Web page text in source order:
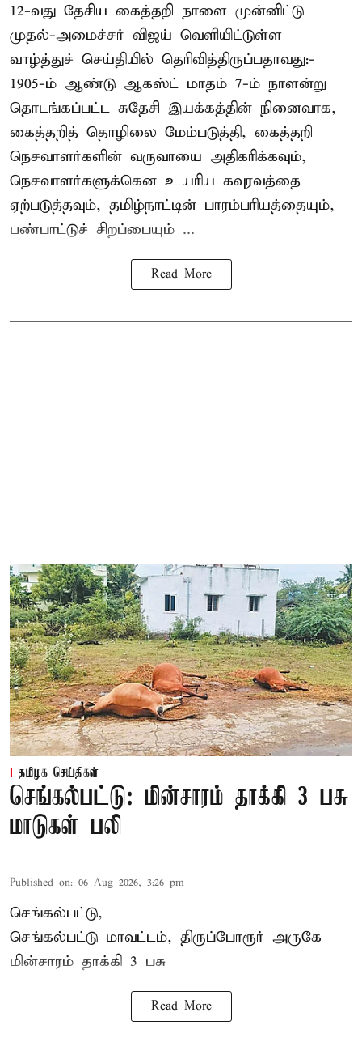
12-வது தேசிய கைத்தறி நாளை முன்னிட்டு
முதல்-அமைச்சர் விஜய் வெளியிட்டுள்ள
வாழ்த்துச் செய்தியில் தெரிவித்திருப்பதாவது:-
1905-ம் ஆண்டு ஆகஸ்ட் மாதம் 7-ம் நாளன்று
தொடங்கப்பட்ட சுதேசி இயக்கத்தின் நினைவாக,
கைத்தறித் தொழிலை மேம்படுத்தி, கைத்தறி
நெசவாளர்களின் வருவாயை அதிகரிக்கவும்,
நெசவாளர்களுக்கென உயரிய கவுரவத்தை
ஏற்படுத்தவும், தமிழ்நாட்டின் பாரம்பரியத்தையும்,
பண்பாட்டுச் சிறப்பையும் ...
Read More
தமிழக செய்திகள்
செங்கல்பட்டு: மின்சாரம் தாக்கி 3 பசு
மாடுகள் பலி
Published on: 06 Aug 2026, 3:26 pm
செங்கல்பட்டு,
செங்கல்பட்டு மாவட்டம், திருப்போரூர் அருகே
மின்சாரம் தாக்கி 3 பசு
Read More